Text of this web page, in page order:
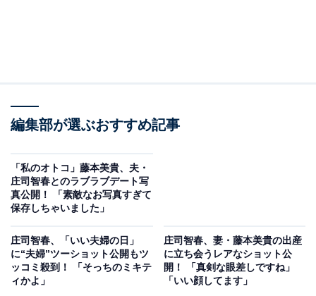
編集部が選ぶおすすめ記事
「私のオトコ」藤本美貴、夫・
庄司智春とのラブラブデート写
真公開！ 「素敵なお写真すぎて
保存しちゃいました」
庄司智春、「いい夫婦の日」
に“夫婦”ツーショット公開もツ
ッコミ殺到！ 「そっちのミキテ
ィかよ」
庄司智春、妻・藤本美貴の出産
に立ち会うレアなショット公
開！ 「真剣な眼差しですね」
「いい顔してます」